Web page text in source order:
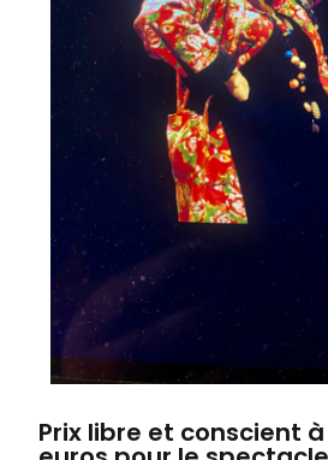
Prix libre et conscient